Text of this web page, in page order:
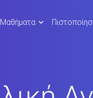
Μαθήματα